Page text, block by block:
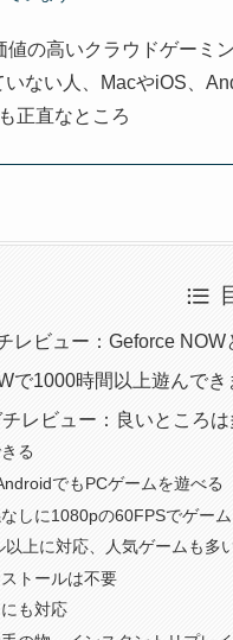
値の高いクラウドゲーミ
ない人、MacやiOS、
正直なところ
レビュー：Geforce NOW
で1000時間以上遊んでき
レビュー：良いところは
る
でもPCゲームを遊べる
しに1080pの60FPSでゲー
以上に対応、人気ゲームも多
トールは不要
も対応